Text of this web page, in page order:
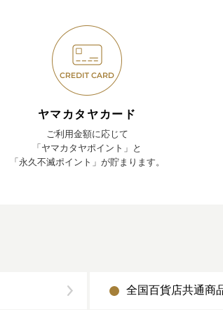
ヤマカタヤカード
ご利用金額に応じて
「ヤマカタヤポイント」と
「永久不滅ポイント」が貯まります。
全国百貨店共通商